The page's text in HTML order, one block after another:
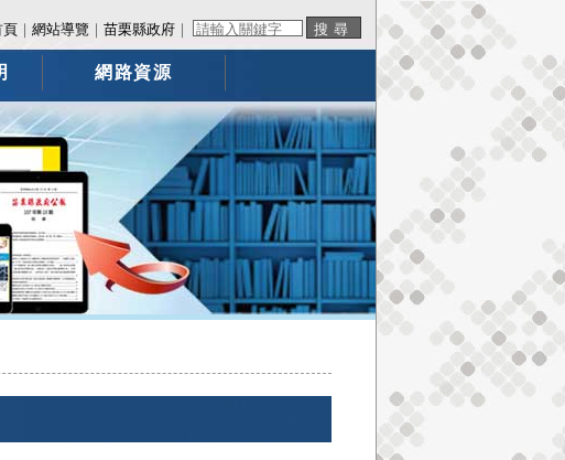
頁 ｜網站導覽 ｜苗栗縣政府
網路資源